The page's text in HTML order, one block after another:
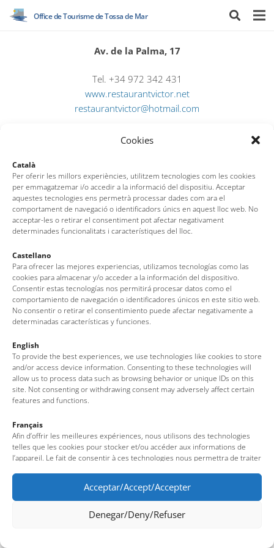
Cookies
Català
Per oferir les millors experiències, utilitzem tecnologies com les cookies
per emmagatzemar i/o accedir a la informació del dispositiu. Acceptar
aquestes tecnologies ens permetrà processar dades com ara el
comportament de navegació o identificadors únics en aquest lloc web. No
acceptar-les o retirar el consentiment pot afectar negativament
determinades funcionalitats i característiques del lloc.
Castellano
Para ofrecer las mejores experiencias, utilizamos tecnologías como las
cookies para almacenar y/o acceder a la información del dispositivo.
Consentir estas tecnologías nos permitirá procesar datos como el
comportamiento de navegación o identificadores únicos en este sitio web.
No consentir o retirar el consentimiento puede afectar negativamente a
determinadas características y funciones.
English
To provide the best experiences, we use technologies like cookies to store
and/or access device information. Consenting to these technologies will
allow us to process data such as browsing behavior or unique IDs on this
site. Not consenting or withdrawing consent may adversely affect certain
features and functions.
Français
Afin d’offrir les meilleures expériences, nous utilisons des technologies
telles que les cookies pour stocker et/ou accéder aux informations de
l’appareil. Le fait de consentir à ces technologies nous permettra de traiter
uniques sur ce site. Le fait de ne pas consentir ou de retirer son
consentement peut avoir un effet négatif sur certaines fonctionnalités et
caractéristiques du site.
Acceptar/Accept/Accepter
Denegar/Deny/Refuser
Office de Tourisme de Tossa de Mar
Av. de la Palma, 17
Tel. +34 972 342 431
www.restaurantvictor.net
restaurantvictor@hotmail.com
Office de Tourisme de Tossa de Mar
Av. del Pelegrí, 25 – Edifici La Nau · 17320 – Tossa de Mar
(Girona – Costa Brava)
Tel: + 00 34 972 340 108 · Mail: info@visittossa.com
Infos légales·Politique de cookies·Protection des données